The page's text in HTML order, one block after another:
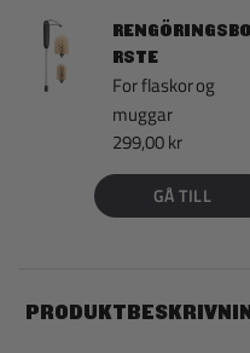
RENGÖRINGSBO
RSTE
For flaskor og
muggar
299,00 kr
GÅ TILL